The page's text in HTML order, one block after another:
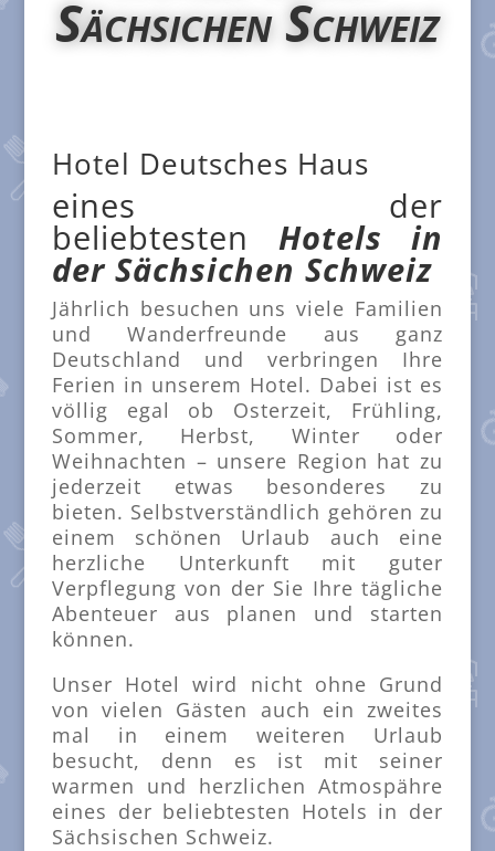
Sächsichen Schweiz
Hotel Deutsches Haus
eines der
beliebtesten Hotels in
der Sächsichen Schweiz
Jährlich besuchen uns viele Familien
und Wanderfreunde aus ganz
Deutschland und verbringen Ihre
Ferien in unserem Hotel. Dabei ist es
völlig egal ob Osterzeit, Frühling,
Sommer, Herbst, Winter oder
Weihnachten – unsere Region hat zu
jederzeit etwas besonderes zu
bieten. Selbstverständlich gehören zu
einem schönen Urlaub auch eine
herzliche Unterkunft mit guter
Verpflegung von der Sie Ihre tägliche
Abenteuer aus planen und starten
können.
Unser Hotel wird nicht ohne Grund
von vielen Gästen auch ein zweites
mal in einem weiteren Urlaub
besucht, denn es ist mit seiner
warmen und herzlichen Atmospähre
eines der beliebtesten Hotels in der
Sächsischen Schweiz.